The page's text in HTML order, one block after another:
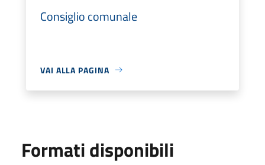
Consiglio comunale
VAI ALLA PAGINA
Formati disponibili